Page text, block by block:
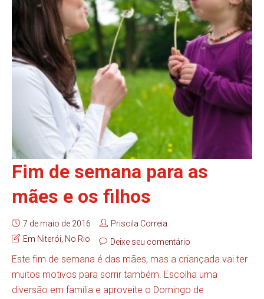
Fim de semana para as
mães e os filhos
7 de maio de 2016
Priscila Correia
Em Niterói, No Rio Deixe seu comentário
Este fim de semana é das mães, mas a criançada vai ter
muitos motivos para sorrir também. Escolha uma
diversão em família e aproveite o Domingo de